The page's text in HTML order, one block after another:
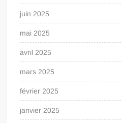
juin 2025
mai 2025
avril 2025
mars 2025
février 2025
janvier 2025